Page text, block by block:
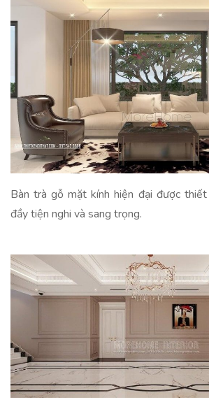
Bàn trà gỗ mặt kính hiện đại được
đầy tiện nghi và sang trọng.